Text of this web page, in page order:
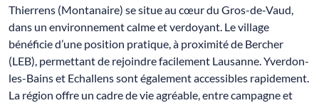
Thierrens (Montanaire) se situe au cœur du Gros-de-Vaud,
dans un environnement calme et verdoyant. Le village
bénéficie d’une position pratique, à proximité de Bercher
(LEB), permettant de rejoindre facilement Lausanne. Yverdon-
les-Bains et Echallens sont également accessibles rapidement.
La région offre un cadre de vie agréable, entre campagne et